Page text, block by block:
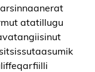
atatillugu